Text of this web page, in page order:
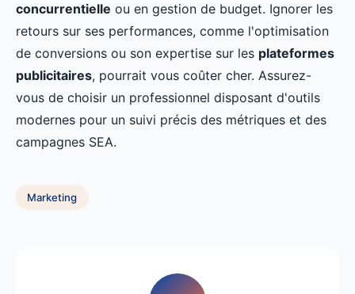
concurrentielle ou en gestion de budget. Ignorer les
retours sur ses performances, comme l'optimisation
de conversions ou son expertise sur les plateformes
publicitaires, pourrait vous coûter cher. Assurez-
vous de choisir un professionnel disposant d'outils
modernes pour un suivi précis des métriques et des
campagnes SEA.
Marketing